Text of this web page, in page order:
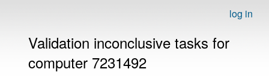
log in
Validation inconclusive tasks for
computer 7231492